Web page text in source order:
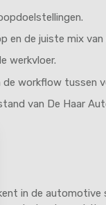
en de juiste mix van
werkvloer.
workflow tussen
van De Haar
in de